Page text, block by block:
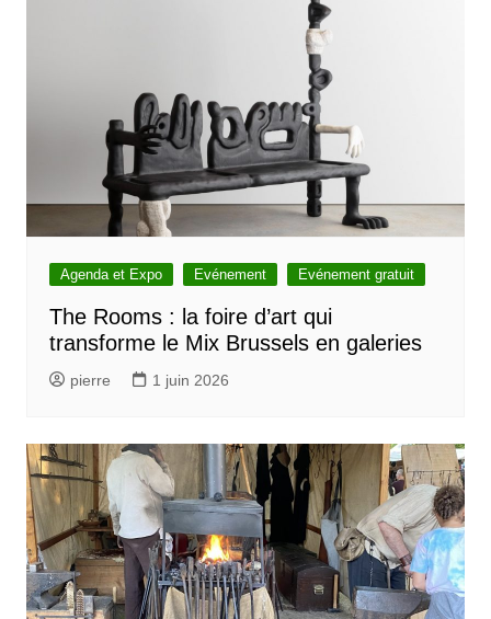
Agenda et Expo Evénement Evénement gratuit
The Rooms : la foire d’art qui
transforme le Mix Brussels en galeries
pierre 1 juin 2026